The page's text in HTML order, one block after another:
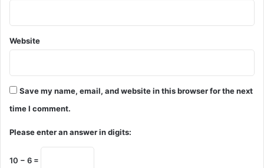
Website
Save my name, email, and website in this browser for the next
time I comment.
Please enter an answer in digits:
10 − 6 =